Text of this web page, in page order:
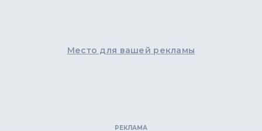
Место для вашей рекламы